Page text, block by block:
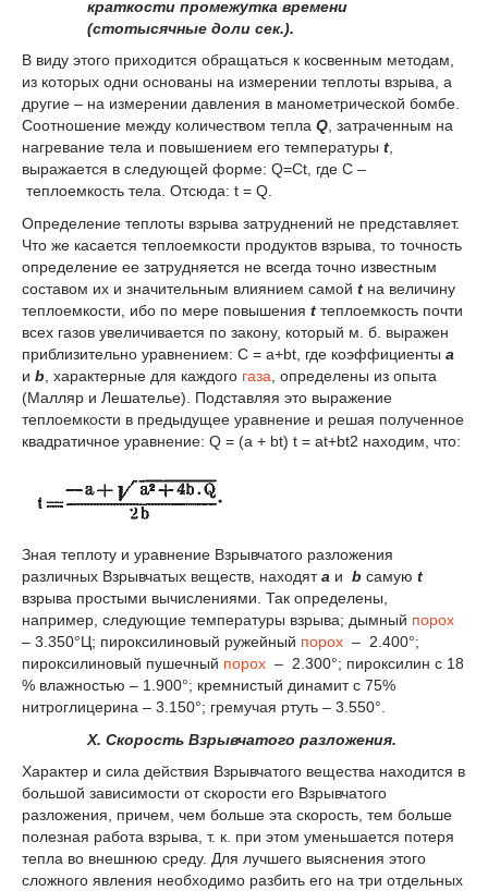
краткости промежутка времени
(стотысячные доли сек.).
В виду этого приходится обращаться к косвенным методам,
из которых одни основаны на измерении теплоты взрыва, а
другие – на измерении давления в манометрической бомбе.
Соотношение между количеством тепла Q, затраченным на
нагревание тела и повышением его температуры t,
выражается в следующей форме: Q=Ct, где С –
теплоемкость тела. Отсюда: t = Q.
Определение теплоты взрыва затруднений не представляет.
Что же касается теплоемкости продуктов взрыва, то точность
определение ее затрудняется не всегда точно известным
составом их и значительным влиянием самой t на величину
теплоемкости, ибо по мере повышения t теплоемкость почти
всех газов увеличивается по закону, который м. б. выражен
приблизительно уравнением: C = а+bt, где коэффициенты а
и b , характерные для каждого газа , определены из опыта
(Малляр и Лешателье). Подставляя это выражение
теплоемкости в предыдущее уравнение и решая полученное
квадратичное уравнение: Q = (а + bt) t = аt+bt2 находим, что:
Зная теплоту и уравнение Взрывчатого разложения
различных Взрывчатых веществ, находята и b самую t
взрыва простыми вычислениями. Так определены,
например, следующие температуры взрыва; дымный порох
– 3.350°Ц; пироксилиновый ружейный порох – 2.400°;
пироксилиновый пушечный порох – 2.300°; пироксилин с 18
% влажностью – 1.900°; кремнистый динамит с 75%
нитроглицерина – 3.150°; гремучая ртуть – 3.550°.
X. Скорость Взрывчатого разложения.
Характер и сила действия Взрывчатого вещества находится в
большой зависимости от скорости его Взрывчатого
разложения, причем, чем больше эта скорость, тем больше
полезная работа взрыва, т. к. при этом уменьшается потеря
тепла во внешнюю среду. Для лучшего выяснения этого
сложного явления необходимо разбить его на три отдельных